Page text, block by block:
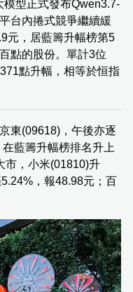
模型正式發布Qwen3.7-
台內捲式競爭繼續緩
元，居藍籌升幅榜第5
點的股份。單計3位
點升幅，相等於恒指
東(09618)，午後亦逐
藍籌升幅榜排名升上
市，小米(01810)升
，報48.98元；百